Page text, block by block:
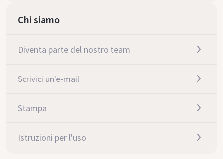
Chi siamo
Diventa parte del nostro team
Scrivici un'e-mail
Stampa
Istruzioni per l'uso